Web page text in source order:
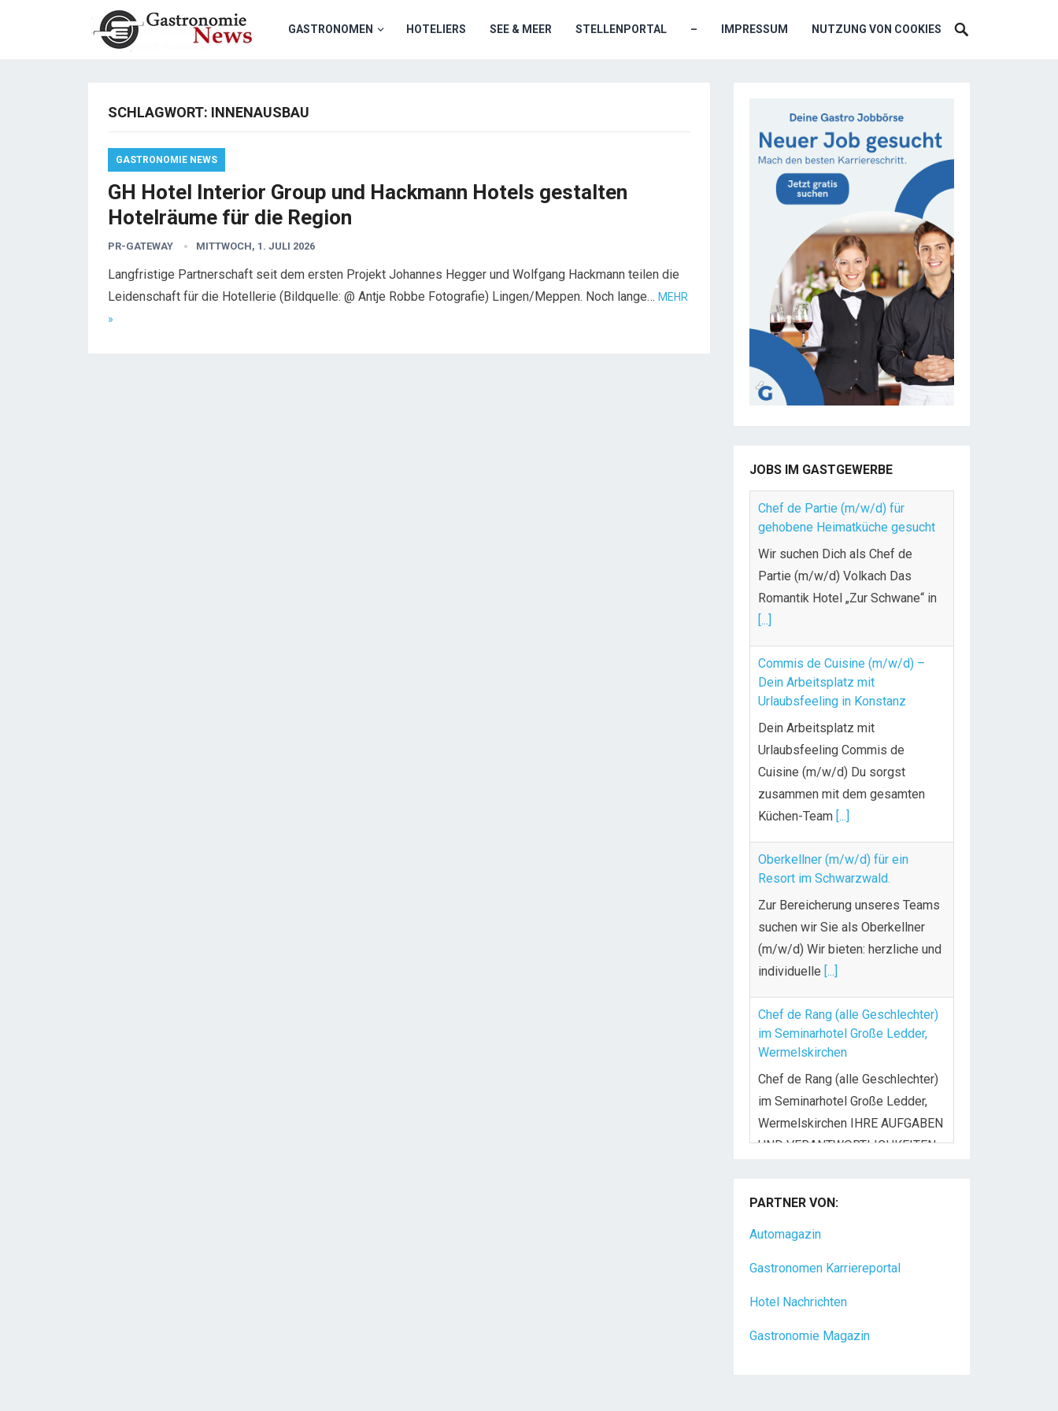
GASTRONOMEN HOTELIERS SEE & MEER STELLENPORTAL – IMPRESSUM NUTZUNG VON COOKIES
SCHLAGWORT: INNENAUSBAU
GASTRONOMIE NEWS
GH Hotel Interior Group und Hackmann Hotels gestalten
Hotelräume für die Region
PR-GATEWAY MITTWOCH, 1. JULI 2026
Langfristige Partnerschaft seit dem ersten Projekt Johannes Hegger und Wolfgang Hackmann teilen die
Leidenschaft für die Hotellerie (Bildquelle: @ Antje Robbe Fotografie) Lingen/Meppen. Noch lange… MEHR
»
JOBS IM GASTGEWERBE
Chef de Partie (m/w/d) für
gehobene Heimatküche gesucht
Wir suchen Dich als Chef de
Partie (m/w/d) Volkach Das
Romantik Hotel „Zur Schwane“ in
[...]
Commis de Cuisine (m/w/d) –
Dein Arbeitsplatz mit
Urlaubsfeeling in Konstanz
Dein Arbeitsplatz mit
Urlaubsfeeling Commis de
Cuisine (m/w/d) Du sorgst
zusammen mit dem gesamten
Küchen-Team [...]
Oberkellner (m/w/d) für ein
Resort im Schwarzwald.
Zur Bereicherung unseres Teams
suchen wir Sie als Oberkellner
(m/w/d) Wir bieten: herzliche und
individuelle [...]
Chef de Rang (alle Geschlechter)
im Seminarhotel Große Ledder,
Wermelskirchen
Chef de Rang (alle Geschlechter)
im Seminarhotel Große Ledder,
Wermelskirchen IHRE AUFGABEN
UND VERANTWORTLICHKEITEN
Koch/Köchin (m/w/d) in Vollzeit
Das Golf- & Natur-Resort Bad
Waldsee mit über 175
Gelände eines[...]